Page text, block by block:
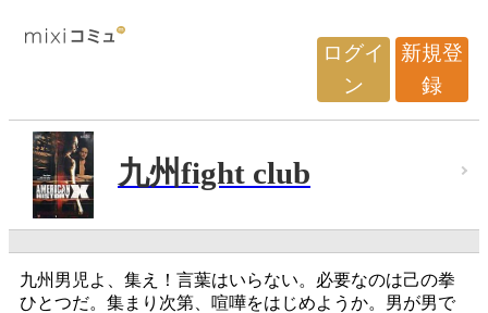
ログイ
ン
新規登
録
九州fight club
九州男児よ、集え！言葉はいらない。必要なのは己の拳
ひとつだ。集まり次第、喧嘩をはじめようか。男が男で